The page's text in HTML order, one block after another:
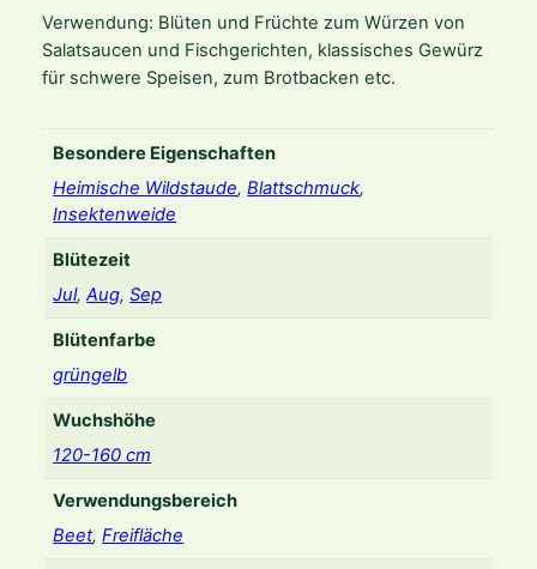
l
g
a
e
M
g
Verwendung: Blüten und Früchte zum Würzen von
Salatsaucen und Fischgerichten, klassisches Gewürz
für schwere Speisen, zum Brotbacken etc.
Besondere Eigenschaften
Heimische Wildstaude,Blattschmuck,
Insektenweide
Blütezeit
Jul,Aug,Sep
Blütenfarbe
grüngelb
Wuchshöhe
120-160 cm
Verwendungsbereich
Beet,Freifläche